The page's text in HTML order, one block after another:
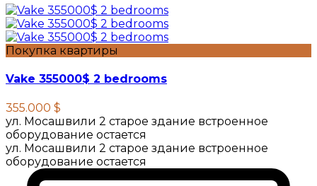
Покупка квартиры
Vake 355000$ 2 bedrooms
355.000 $
ул. Мосашвили 2 старое здание встроенное
оборудование остается
ул. Мосашвили 2 старое здание встроенное
оборудование остается